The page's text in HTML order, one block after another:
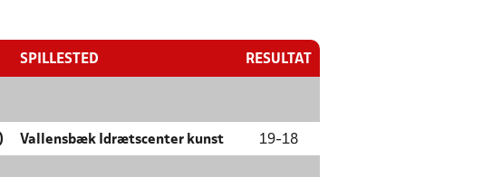
SPILLESTED RESULTAT
Vallensbæk Idrætscenter kunst 19-18